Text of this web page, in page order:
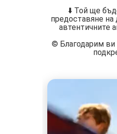
⬇️ Той ще
предоставяне на
автентичните
©️ Благодарим ви